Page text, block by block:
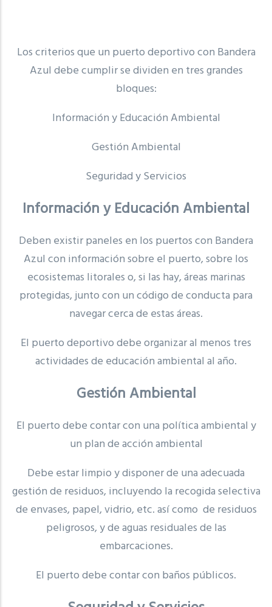
Los criterios que un puerto deportivo con Bandera
Azul debe cumplir se dividen en tres grandes
bloques:
Información y Educación Ambiental
Gestión Ambiental
Seguridad y Servicios
Información y Educación Ambiental
Deben existir paneles en los puertos con Bandera
Azul con información sobre el puerto, sobre los
ecosistemas litorales o, si las hay, áreas marinas
protegidas, junto con un código de conducta para
navegar cerca de estas áreas.
El puerto deportivo debe organizar al menos tres
actividades de educación ambiental al año.
Gestión Ambiental
El puerto debe contar con una política ambiental y
un plan de acción ambiental
Debe estar limpio y disponer de una adecuada
gestión de residuos, incluyendo la recogida selectiva
de envases, papel, vidrio, etc. así como de residuos
peligrosos, y de aguas residuales de las
embarcaciones.
El puerto debe contar con baños públicos.